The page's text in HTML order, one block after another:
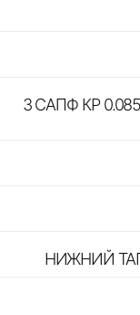
3 САПФ КР
НИЖНИЙ